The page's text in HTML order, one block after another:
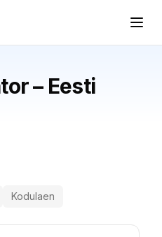
– Eesti
Kodulaen